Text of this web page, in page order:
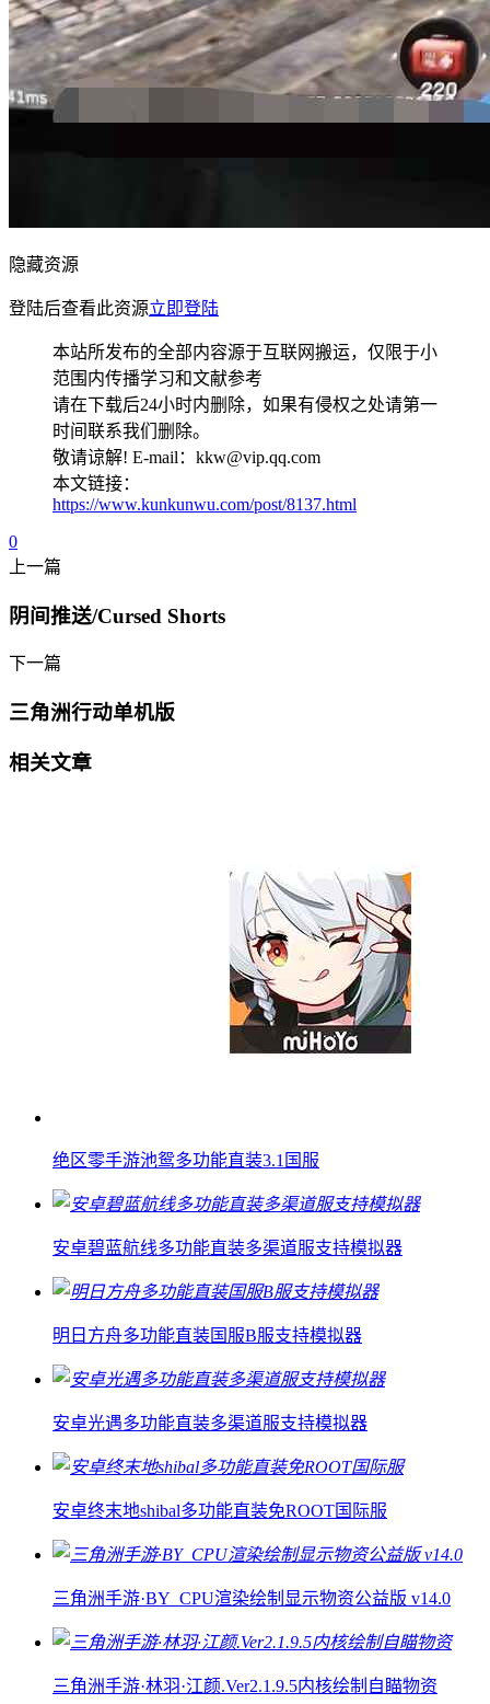
隐藏资源
登陆后查看此资源立即登陆
本站所发布的全部内容源于互联网搬运，仅限于小
范围内传播学习和文献参考
请在下载后24小时内删除，如果有侵权之处请第一
时间联系我们删除。
敬请谅解! E-mail：kkw@vip.qq.com
本文链接：
https://www.kunkunwu.com/post/8137.html
0
上一篇
阴间推送/Cursed Shorts
下一篇
三角洲行动单机版
相关文章
绝区零手游池鸳多功能直装3.1国服
安卓碧蓝航线多功能直装多渠道服支持模拟器
明日方舟多功能直装国服B服支持模拟器
安卓光遇多功能直装多渠道服支持模拟器
安卓终末地shibal多功能直装免ROOT国际服
三角洲手游·BY_CPU渲染绘制显示物资公益版 v14.0
三角洲手游·林羽·江颜.Ver2.1.9.5内核绘制自瞄物资